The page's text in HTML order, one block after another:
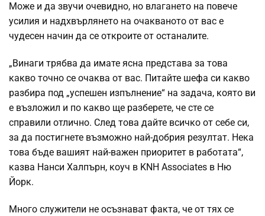
Може и да звучи очевидно, но влагането на повече
усилия и надхвърлянето на очакваното от вас е
чудесен начин да се откроите от останалите.
„Винаги трябва да имате ясна представа за това
какво точно се очаква от вас. Питайте шефа си какво
разбира под „успешен изпълнение“ на задача, която ви
е възложил и по какво ще разберете, че сте се
справили отлично. След това дайте всичко от себе си,
за да постигнете възможно най-добрия резултат. Нека
това бъде вашият най-важен приоритет в работата“,
казва Нанси Халпърн, коуч в KNH Associates в Ню
Йорк.
Много служители не осъзнават факта, че от тях се